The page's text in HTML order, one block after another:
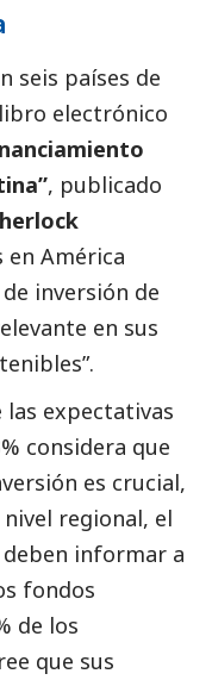
seis países de
electrónico
, publicado
en América
inversión de
en sus
las expectativas
considera que
es crucial,
regional, el
deben informar a
fondos
de los
que sus